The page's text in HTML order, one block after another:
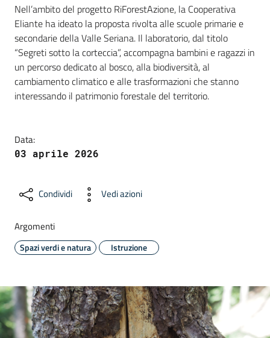
Nell’ambito del progetto RiForestAzione, la Cooperativa
Eliante ha ideato la proposta rivolta alle scuole primarie e
secondarie della Valle Seriana. Il laboratorio, dal titolo
“Segreti sotto la corteccia”, accompagna bambini e ragazzi in
un percorso dedicato al bosco, alla biodiversità, al
cambiamento climatico e alle trasformazioni che stanno
interessando il patrimonio forestale del territorio.
Data:
03 aprile 2026
Condividi Vedi azioni
Argomenti
Spazi verdi e natura Istruzione